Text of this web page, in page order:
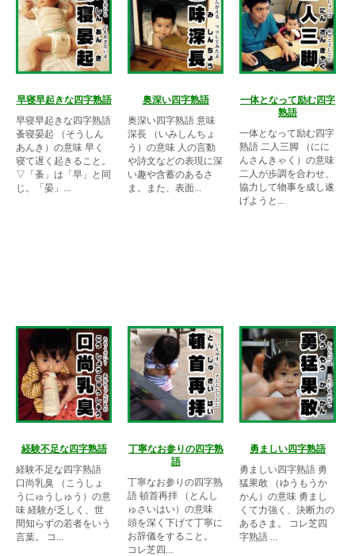
早寝早起きな四字熟語
早寝早起きな四字熟語
蚤寝晏起 （そうしん
あんき）の意味 早く
寝て遅く起きること。
▽「蚤」は「早」と同
じ。「晏」...
奥深い四字熟語
奥深い四字熟語 意味
深長 （いみしんちょ
う）の意味 人の言動
や詩文などの表現に深
い趣や含蓄のあるさ
ま。また、表面...
一体となって励む四字
熟語
一体となって励む四字
熟語 二人三脚 （にに
んさんきゃく）の意味
二人が歩調を合わせ、
協力して物事を成し遂
げようと...
経験不足な四字熟語
経験不足な四字熟語
口尚乳臭 （こうしょ
うにゅうしゅう）の意
味 経験が乏しく、世
間知らずの若者をいう
言葉。 コ...
丁寧なお参りの四字熟
語
丁寧なお参りの四字熟
語 頓首再拝 （とんし
ゅさいはい）の意味
頭を深く下げて丁寧に
お辞儀をすること。
コレ芝四...
勇ましい四字熟語
勇ましい四字熟語 勇
猛果敢 （ゆうもうか
かん）の意味 勇まし
くて力強く、決断力の
あるさま。 コレ芝四
字熟語 ...